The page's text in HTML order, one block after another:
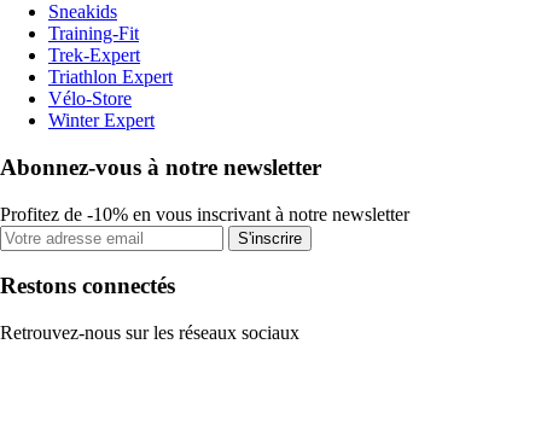
Sneakids
Training-Fit
Trek-Expert
Triathlon Expert
Vélo-Store
Winter Expert
Abonnez-vous à notre newsletter
Profitez de -10% en vous inscrivant à notre newsletter
S'inscrire
Restons connectés
Retrouvez-nous sur les réseaux sociaux